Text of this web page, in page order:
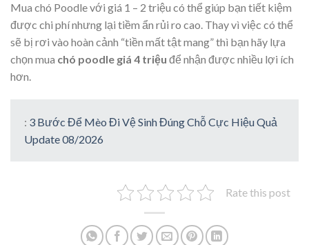
Mua chó Poodle với giá 1 – 2 triệu có thể giúp bạn tiết kiệm
được chi phí nhưng lại tiềm ẩn rủi ro cao. Thay vì việc có thể
sẽ bị rơi vào hoàn cảnh “tiền mất tật mang” thì bạn hãy lựa
chọn mua chó poodle giá 4 triệu để nhận được nhiều lợi ích
hơn.
: 3 Bước Để Mèo Đi Vệ Sinh Đúng Chỗ Cực Hiệu Quả
Update 08/2026
Rate this post